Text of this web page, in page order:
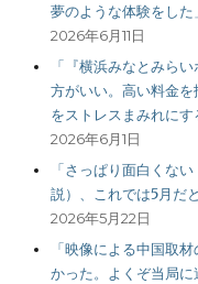
夢のような体験をした
2026年6月11日
「『横浜みなとみら
方がいい。高い料金
をストレスまみれにす
2026年6月1日
「さっぱり面白くな
説）、これでは5月だ
2026年5月22日
「映像による中国取
かった。よくぞ当局に